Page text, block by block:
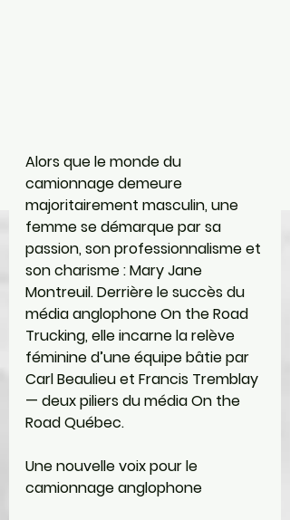
Alors que le monde du
camionnage demeure
majoritairement masculin, une
femme se démarque par sa
passion, son professionnalisme et
son charisme : Mary Jane
Montreuil. Derrière le succès du
média anglophone On the Road
Trucking, elle incarne la relève
féminine d’une équipe bâtie par
Carl Beaulieu et Francis Tremblay
— deux piliers du média On the
Road Québec.
Une nouvelle voix pour le
camionnage anglophone